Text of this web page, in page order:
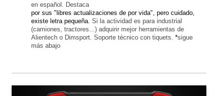
en español. Destaca
por sus "libres actualizaciones de por vida", pero cuidado,
existe letra pequeña. Si la actividad es para industrial
(camiones, tractores...) adquirir mejor herramientas de
Alientech o Dimsport. Soporte técnico con tiquets. *sigue
más abajo